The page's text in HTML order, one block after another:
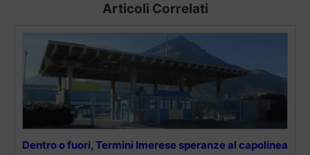
Articoli Correlati
Dentro o fuori, Termini Imerese speranze al capolinea